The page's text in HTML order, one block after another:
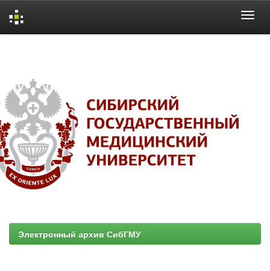
Электронный архив СибГМУ